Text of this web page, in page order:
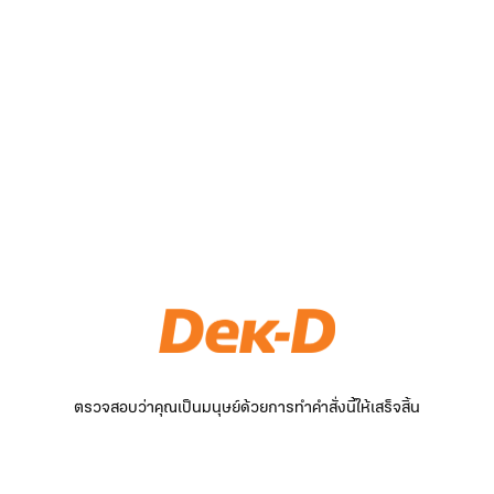
ตรวจสอบว่าคุณเป็นมนุษย์ด้วยการทำคำสั่งนี้ให้เสร็จสิ้น